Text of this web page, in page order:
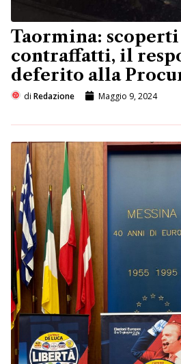
Taormina: scoperti
contraffatti, il
deferito alla
di Redazione Maggio 9, 2024